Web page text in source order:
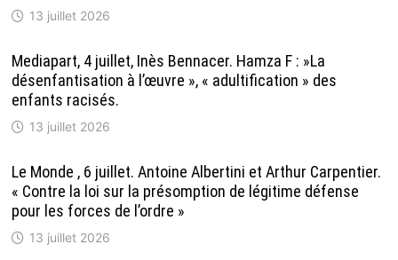
13 juillet 2026
Mediapart, 4 juillet, Inès Bennacer. Hamza F : »La
désenfantisation à l’œuvre », « adultification » des
enfants racisés.
13 juillet 2026
Le Monde , 6 juillet. Antoine Albertini et Arthur Carpentier.
« Contre la loi sur la présomption de légitime défense
pour les forces de l’ordre »
13 juillet 2026